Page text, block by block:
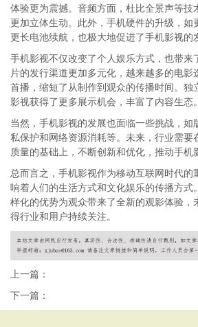
体验更为震撼。音频方面，杜比全景声等技
更加立体生动。此外，手机硬件的升级，如
更长电池续航，也极大地促进了手机影视的
手机影视不仅改变了个人娱乐方式，也带来
片的发行渠道更加多元化，越来越多的电影
首播，缩短了从制作到观众的传播时间。独
影视获得了更多展示机会，丰富了内容生态。
当然，手机影视的发展也面临一些挑战，如
私保护和网络资源消耗等。未来，行业需要
质量的基础上，不断创新和优化，推动手机
总而言之，手机影视作为移动互联网时代的
响着人们的生活方式和文化娱乐的传播方式
样化的优势为观众带来了全新的观影体验，
得行业和用户持续关注。
上一篇：
下一篇：